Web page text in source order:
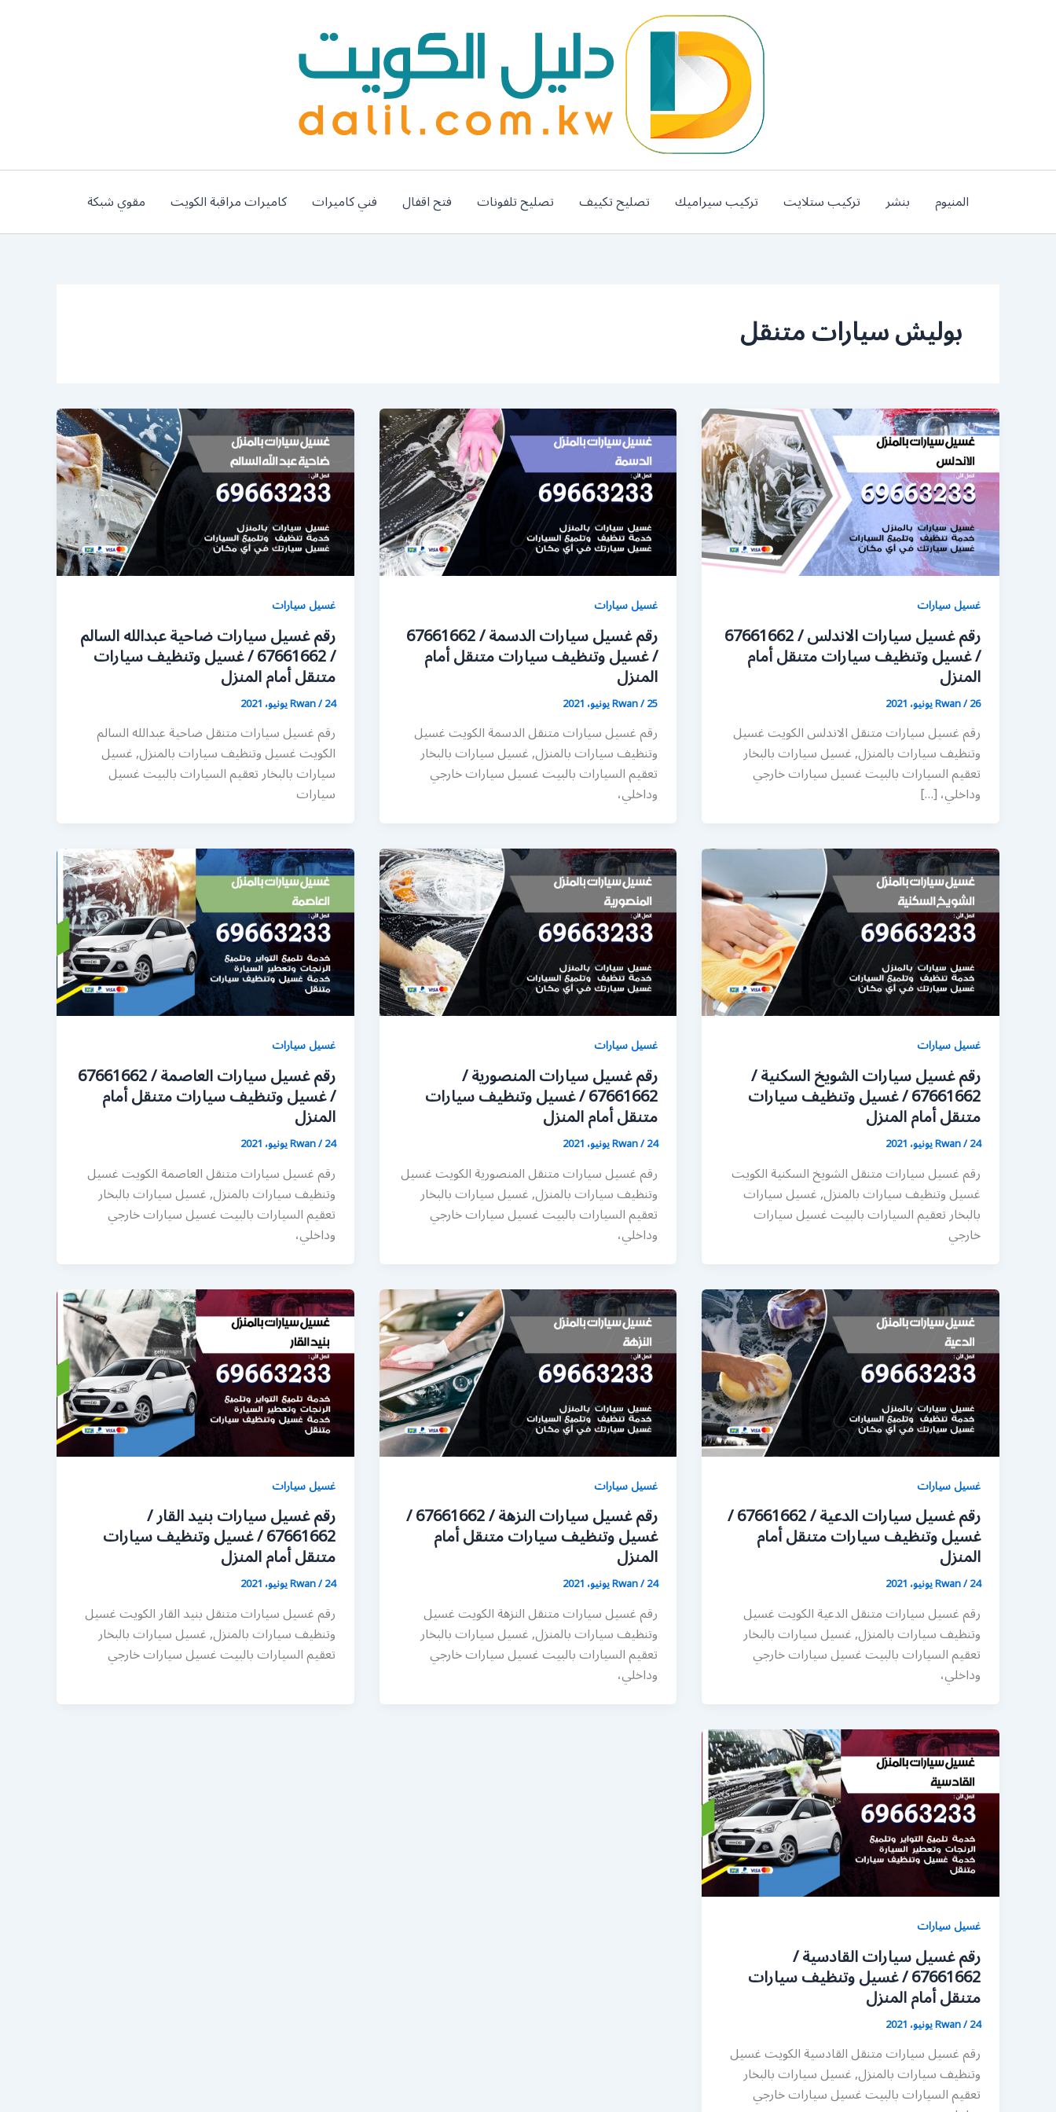
المنيوم بنشر تركيب ستلايت تركيب سيراميك تصليح تكييف تصليح تلفونات فتح اقفال فني كاميرات كاميرات مراقبة الكويت مقوي شبكة
بوليش سيارات متنقل
غسيل سيارات
رقم غسيل سيارات الاندلس / 67661662
/ غسيل وتنظيف سيارات متنقل أمام
المنزل
Rwan/26 يونيو، 2021
رقم غسيل سيارات متنقل الاندلس الكويت غسيل
وتنظيف سيارات بالمنزل, غسيل سيارات بالبخار
تعقيم السيارات بالبيت غسيل سيارات خارجي
وداخلي، […]
غسيل سيارات
رقم غسيل سيارات الدسمة / 67661662
/ غسيل وتنظيف سيارات متنقل أمام
المنزل
Rwan/25 يونيو، 2021
رقم غسيل سيارات متنقل الدسمة الكويت غسيل
وتنظيف سيارات بالمنزل, غسيل سيارات بالبخار
تعقيم السيارات بالبيت غسيل سيارات خارجي
وداخلي،
غسيل سيارات
رقم غسيل سيارات ضاحية عبدالله السالم
/ 67661662 / غسيل وتنظيف سيارات
متنقل أمام المنزل
Rwan/24 يونيو، 2021
رقم غسيل سيارات متنقل ضاحية عبدالله السالم
الكويت غسيل وتنظيف سيارات بالمنزل, غسيل
سيارات بالبخار تعقيم السيارات بالبيت غسيل
سيارات
غسيل سيارات
رقم غسيل سيارات الشويخ السكنية /
67661662 / غسيل وتنظيف سيارات
متنقل أمام المنزل
Rwan/24 يونيو، 2021
رقم غسيل سيارات متنقل الشويخ السكنية الكويت
غسيل وتنظيف سيارات بالمنزل, غسيل سيارات
بالبخار تعقيم السيارات بالبيت غسيل سيارات
خارجي
غسيل سيارات
رقم غسيل سيارات المنصورية /
67661662 / غسيل وتنظيف سيارات
متنقل أمام المنزل
Rwan/24 يونيو، 2021
رقم غسيل سيارات متنقل المنصورية الكويت غسيل
وتنظيف سيارات بالمنزل, غسيل سيارات بالبخار
تعقيم السيارات بالبيت غسيل سيارات خارجي
وداخلي،
غسيل سيارات
رقم غسيل سيارات العاصمة / 67661662
/ غسيل وتنظيف سيارات متنقل أمام
المنزل
Rwan/24 يونيو، 2021
رقم غسيل سيارات متنقل العاصمة الكويت غسيل
وتنظيف سيارات بالمنزل, غسيل سيارات بالبخار
تعقيم السيارات بالبيت غسيل سيارات خارجي
وداخلي،
غسيل سيارات
رقم غسيل سيارات الدعية / 67661662 /
غسيل وتنظيف سيارات متنقل أمام
المنزل
Rwan/24 يونيو، 2021
رقم غسيل سيارات متنقل الدعية الكويت غسيل
وتنظيف سيارات بالمنزل, غسيل سيارات بالبخار
تعقيم السيارات بالبيت غسيل سيارات خارجي
وداخلي،
غسيل سيارات
رقم غسيل سيارات النزهة / 67661662 /
غسيل وتنظيف سيارات متنقل أمام
المنزل
Rwan/24 يونيو، 2021
رقم غسيل سيارات متنقل النزهة الكويت غسيل
وتنظيف سيارات بالمنزل, غسيل سيارات بالبخار
تعقيم السيارات بالبيت غسيل سيارات خارجي
وداخلي،
غسيل سيارات
رقم غسيل سيارات بنيد القار /
67661662 / غسيل وتنظيف سيارات
متنقل أمام المنزل
Rwan/24 يونيو، 2021
رقم غسيل سيارات متنقل بنيد القار الكويت غسيل
وتنظيف سيارات بالمنزل, غسيل سيارات بالبخار
تعقيم السيارات بالبيت غسيل سيارات خارجي
غسيل سيارات
رقم غسيل سيارات القادسية /
67661662 / غسيل وتنظيف سيارات
متنقل أمام المنزل
Rwan/24 يونيو، 2021
رقم غسيل سيارات متنقل القادسية الكويت غسيل
وتنظيف سيارات بالمنزل, غسيل سيارات بالبخار
تعقيم السيارات بالبيت غسيل سيارات خارجي